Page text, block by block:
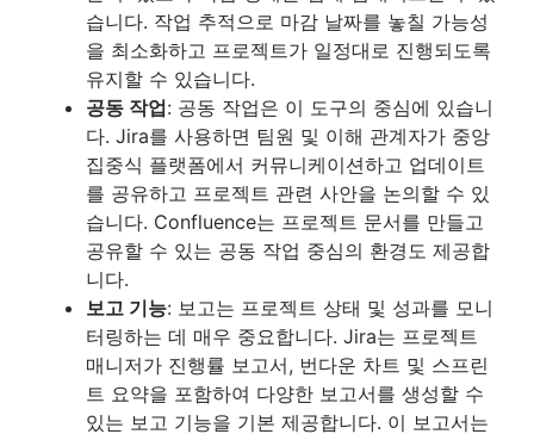
습니다. 작업 추적으로 마감 날짜를 놓칠 가능성
을 최소화하고 프로젝트가 일정대로 진행되도록
유지할 수 있습니다.
공동 작업: 공동 작업은 이 도구의 중심에 있습니
다. Jira를 사용하면 팀원 및 이해 관계자가 중앙
집중식 플랫폼에서 커뮤니케이션하고 업데이트
를 공유하고 프로젝트 관련 사안을 논의할 수 있
습니다. Confluence는 프로젝트 문서를 만들고
공유할 수 있는 공동 작업 중심의 환경도 제공합
니다.
보고 기능: 보고는 프로젝트 상태 및 성과를 모니
터링하는 데 매우 중요합니다. Jira는 프로젝트
매니저가 진행률 보고서, 번다운 차트 및 스프린
트 요약을 포함하여 다양한 보고서를 생성할 수
있는 보고 기능을 기본 제공합니다. 이 보고서는